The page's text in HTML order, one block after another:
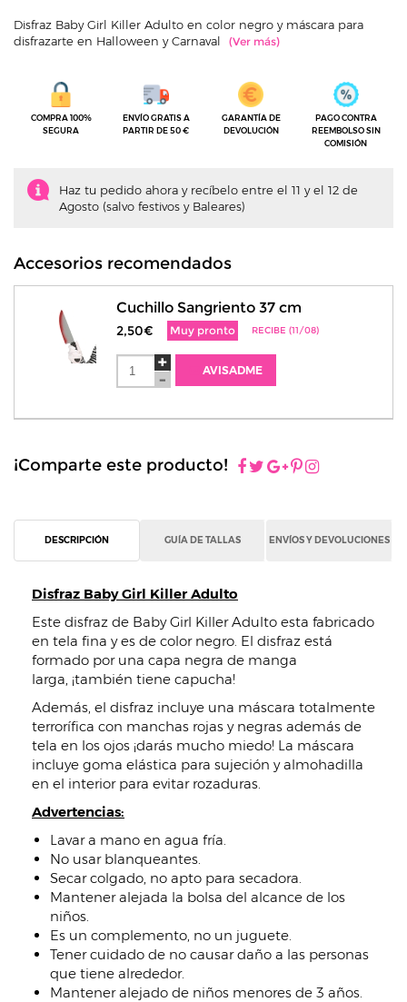
Disfraz Baby Girl Killer Adulto en color negro y máscara para
disfrazarte en Halloween y Carnaval
COMPRA 100%
SEGURA
ENVÍO GRATIS A
PARTIR DE 50 €
GARANTÍA DE
DEVOLUCIÓN
PAGO CONTRA
REEMBOLSO SIN
COMISIÓN
Haz tu pedido ahora y recíbelo entre el 11 y el 12 de
Agosto (salvo festivos y Baleares)
Accesorios recomendados
Cuchillo Sangriento 37 cm
2,50€ Muy pronto RECIBE (11/08)
AVISADME
¡Comparte este producto!
DESCRIPCIÓN GUÍA DE TALLAS ENVÍOS Y DEVOLUCIONES
Disfraz Baby Girl Killer Adulto
Este disfraz de Baby Girl Killer Adulto esta fabricado
en tela fina y es de color negro. El disfraz está
formado por una capa negra de manga
larga, ¡también tiene capucha!
Además, el disfraz incluye una máscara totalmente
terrorífica con manchas rojas y negras además de
tela en los ojos ¡darás mucho miedo! La máscara
incluye goma elástica para sujeción y almohadilla
en el interior para evitar rozaduras.
Advertencias:
Lavar a mano en agua fría.
No usar blanqueantes.
Secar colgado, no apto para secadora.
Mantener alejada la bolsa del alcance de los
niños.
Es un complemento, no un juguete.
Tener cuidado de no causar daño a las personas
que tiene alrededor.
Mantener alejado de niños menores de 3 años.